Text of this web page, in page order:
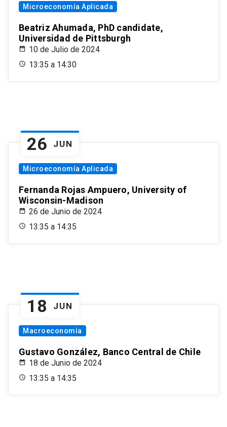
Microeconomía Aplicada
Beatriz Ahumada, PhD candidate,
Universidad de Pittsburgh
10 de Julio de 2024
13:35 a 14:30
26 JUN
Microeconomía Aplicada
Fernanda Rojas Ampuero, University of
Wisconsin-Madison
26 de Junio de 2024
13:35 a 14:35
18 JUN
Macroeconomía
Gustavo González, Banco Central de Chile
18 de Junio de 2024
13:35 a 14:35